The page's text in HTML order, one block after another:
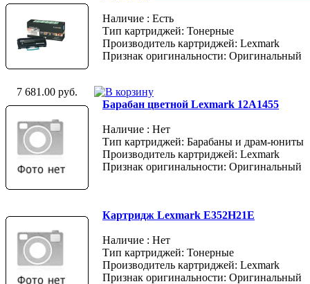
Наличие : Есть
Тип картриджей: Тонерные
Производитель картриджей: Lexmark
Признак оригинальности: Оригинальный
7 681.00 руб.
Барабан цветной Lexmark 12A1455
Наличие : Нет
Тип картриджей: Барабаны и драм-юниты
Производитель картриджей: Lexmark
Признак оригинальности: Оригинальный
Картридж Lexmark E352H21E
Наличие : Нет
Тип картриджей: Тонерные
Производитель картриджей: Lexmark
Признак оригинальности: Оригинальный